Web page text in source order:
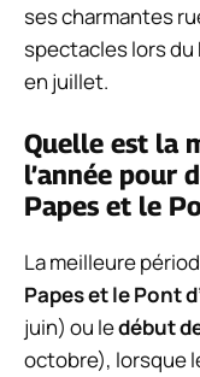
ses charmantes
spectacles lors du
en juillet.
Quelle est la
l’année pour
Papes et le
La meilleure
Papes et le Pont
juin) ou ledébut
octobre), lorsque